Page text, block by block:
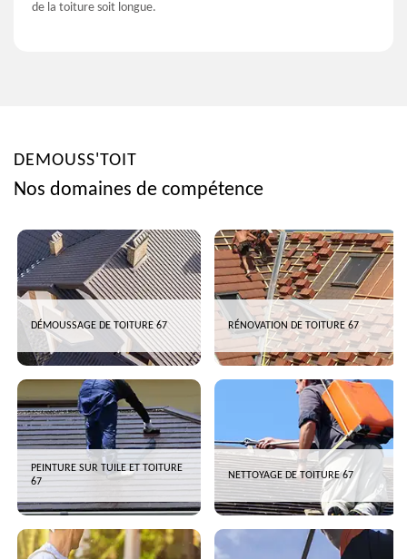
de la toiture soit longue.
DEMOUSS'TOIT
Nos domaines de compétence
DÉMOUSSAGE DE TOITURE 67 RÉNOVATION DE TOITURE 67
PEINTURE SUR TUILE ET TOITURE
67
NETTOYAGE DE TOITURE 67